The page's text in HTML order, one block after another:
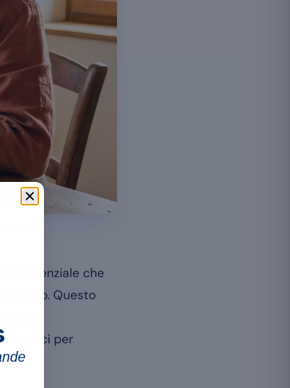
28 g.
essenziale che
Questo
per